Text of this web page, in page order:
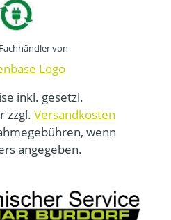
von
inkl. gesetzl.
zzgl. Versandkosten
wenn
angegeben.